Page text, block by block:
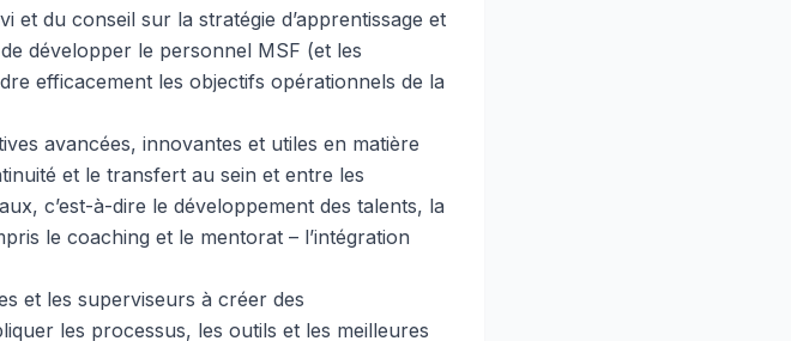
et du conseil sur la stratégie d’apprentissage et
développer le personnel MSF (et les
efficacement les objectifs opérationnels de la
avancées, innovantes et utiles en matière
et le transfert au sein et entre les
c’est-à-dire le développement des talents, la
le coaching et le mentorat – l’intégration
et les superviseurs à créer des
les processus, les outils et les meilleures